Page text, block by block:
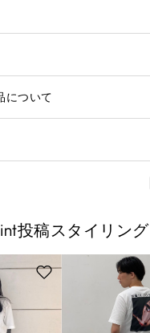
について
投稿スタイリング